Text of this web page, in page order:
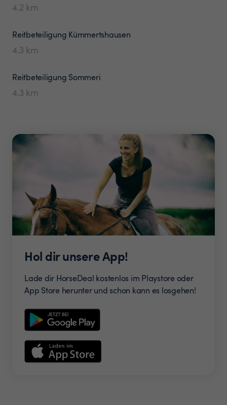
4.2 km
Reitbeteiligung Kümmertshausen
4.3 km
Reitbeteiligung Sommeri
4.3 km
Hol dir unsere App!
Lade dir HorseDeal kostenlos im Playstore oder
App Store herunter und schon kann es losgehen!